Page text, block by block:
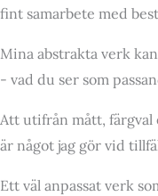
fint samarbete med
Mina abstrakta verk
- vad du ser som
Att utifrån mått, färgval
är något jag gör vid
Ett väl anpassat verk